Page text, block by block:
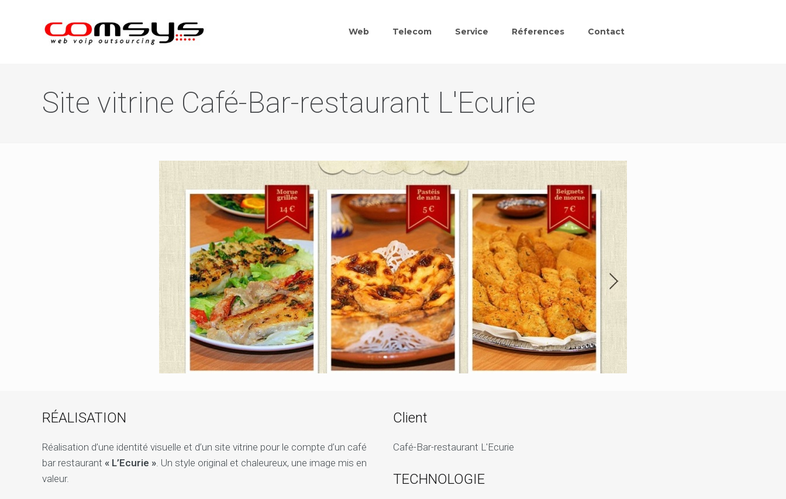
Web Telecom Service Réferences Contact
Site vitrine Café-Bar-restaurant L'Ecurie
RÉALISATION
Réalisation d’une identité visuelle et d’un site vitrine pour le compte d’un café
bar restaurant « L’Ecurie ». Un style original et chaleureux, une image mis en
valeur.
Client
Café-Bar-restaurant L'Ecurie
TECHNOLOGIE